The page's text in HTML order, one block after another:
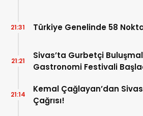
Türkiye Genelinde 58
21:31
Sivas’ta Gurbetçi
Gastronomi Festivali
21:21
Kemal Çağlayan’dan
Çağrısı!
21:14